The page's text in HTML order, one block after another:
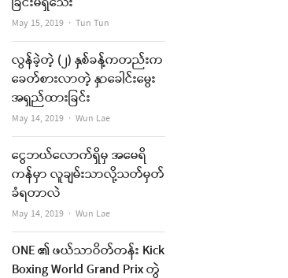
May 15, 2019 Author
Tun Tun
လွန်ခဲ့တဲ့ (၂) နှစ်ခန့်ကတည်းက
ခေတ်စားလာတဲ့ နှာခေါင်းမွေး
အရှည်ထားခြင်း
May 14, 2019 Author
Wun Lae
ငွေဘယ်လောက်ရှိမှ အမေရိ
ကန်မှာ လူချမ်းသာလို့သတ်မှတ်
ခံရတာလဲ
May 14, 2019 Author
Wun Lae
ONE ၏ ဖယ်သာဝိတ်တန်း Kick
Boxing World Grand Prix တွဲ